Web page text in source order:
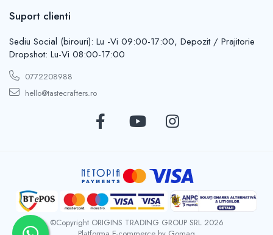
Suport clienti
Sediu Social (birouri): Lu -Vi 09:00-17:00, Depozit / Prajitorie
Dropshot: Lu-Vi 08:00-17:00
0772208988
hello@tastecrafters.ro
©Copyright ORIGINS TRADING GROUP SRL 2026